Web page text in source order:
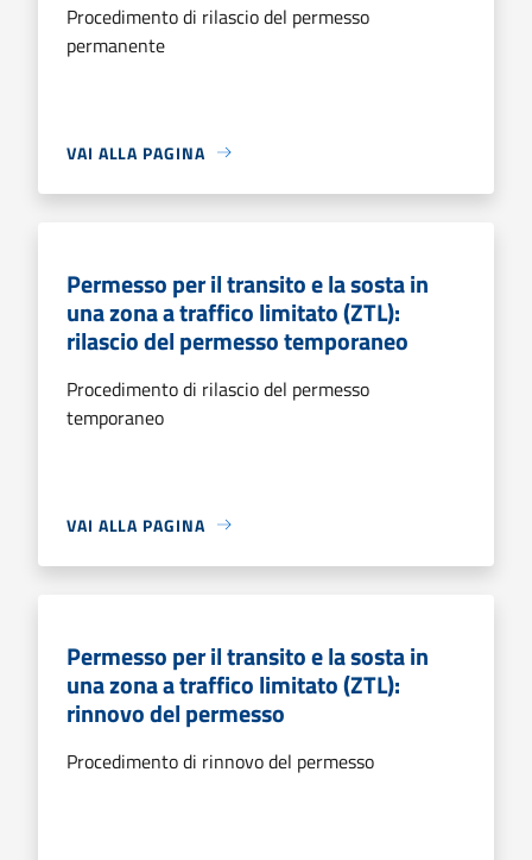
Procedimento di rilascio del permesso
permanente
VAI ALLA PAGINA
Permesso per il transito e la sosta in
una zona a traffico limitato (ZTL):
rilascio del permesso temporaneo
Procedimento di rilascio del permesso
temporaneo
VAI ALLA PAGINA
Permesso per il transito e la sosta in
una zona a traffico limitato (ZTL):
rinnovo del permesso
Procedimento di rinnovo del permesso